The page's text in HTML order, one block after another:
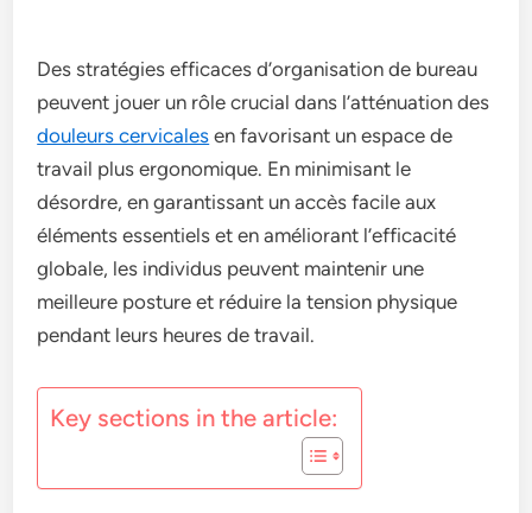
Des stratégies efficaces d’organisation de bureau
peuvent jouer un rôle crucial dans l’atténuation des
douleurs cervicales en favorisant un espace de
travail plus ergonomique. En minimisant le
désordre, en garantissant un accès facile aux
éléments essentiels et en améliorant l’efficacité
globale, les individus peuvent maintenir une
meilleure posture et réduire la tension physique
pendant leurs heures de travail.
Key sections in the article: